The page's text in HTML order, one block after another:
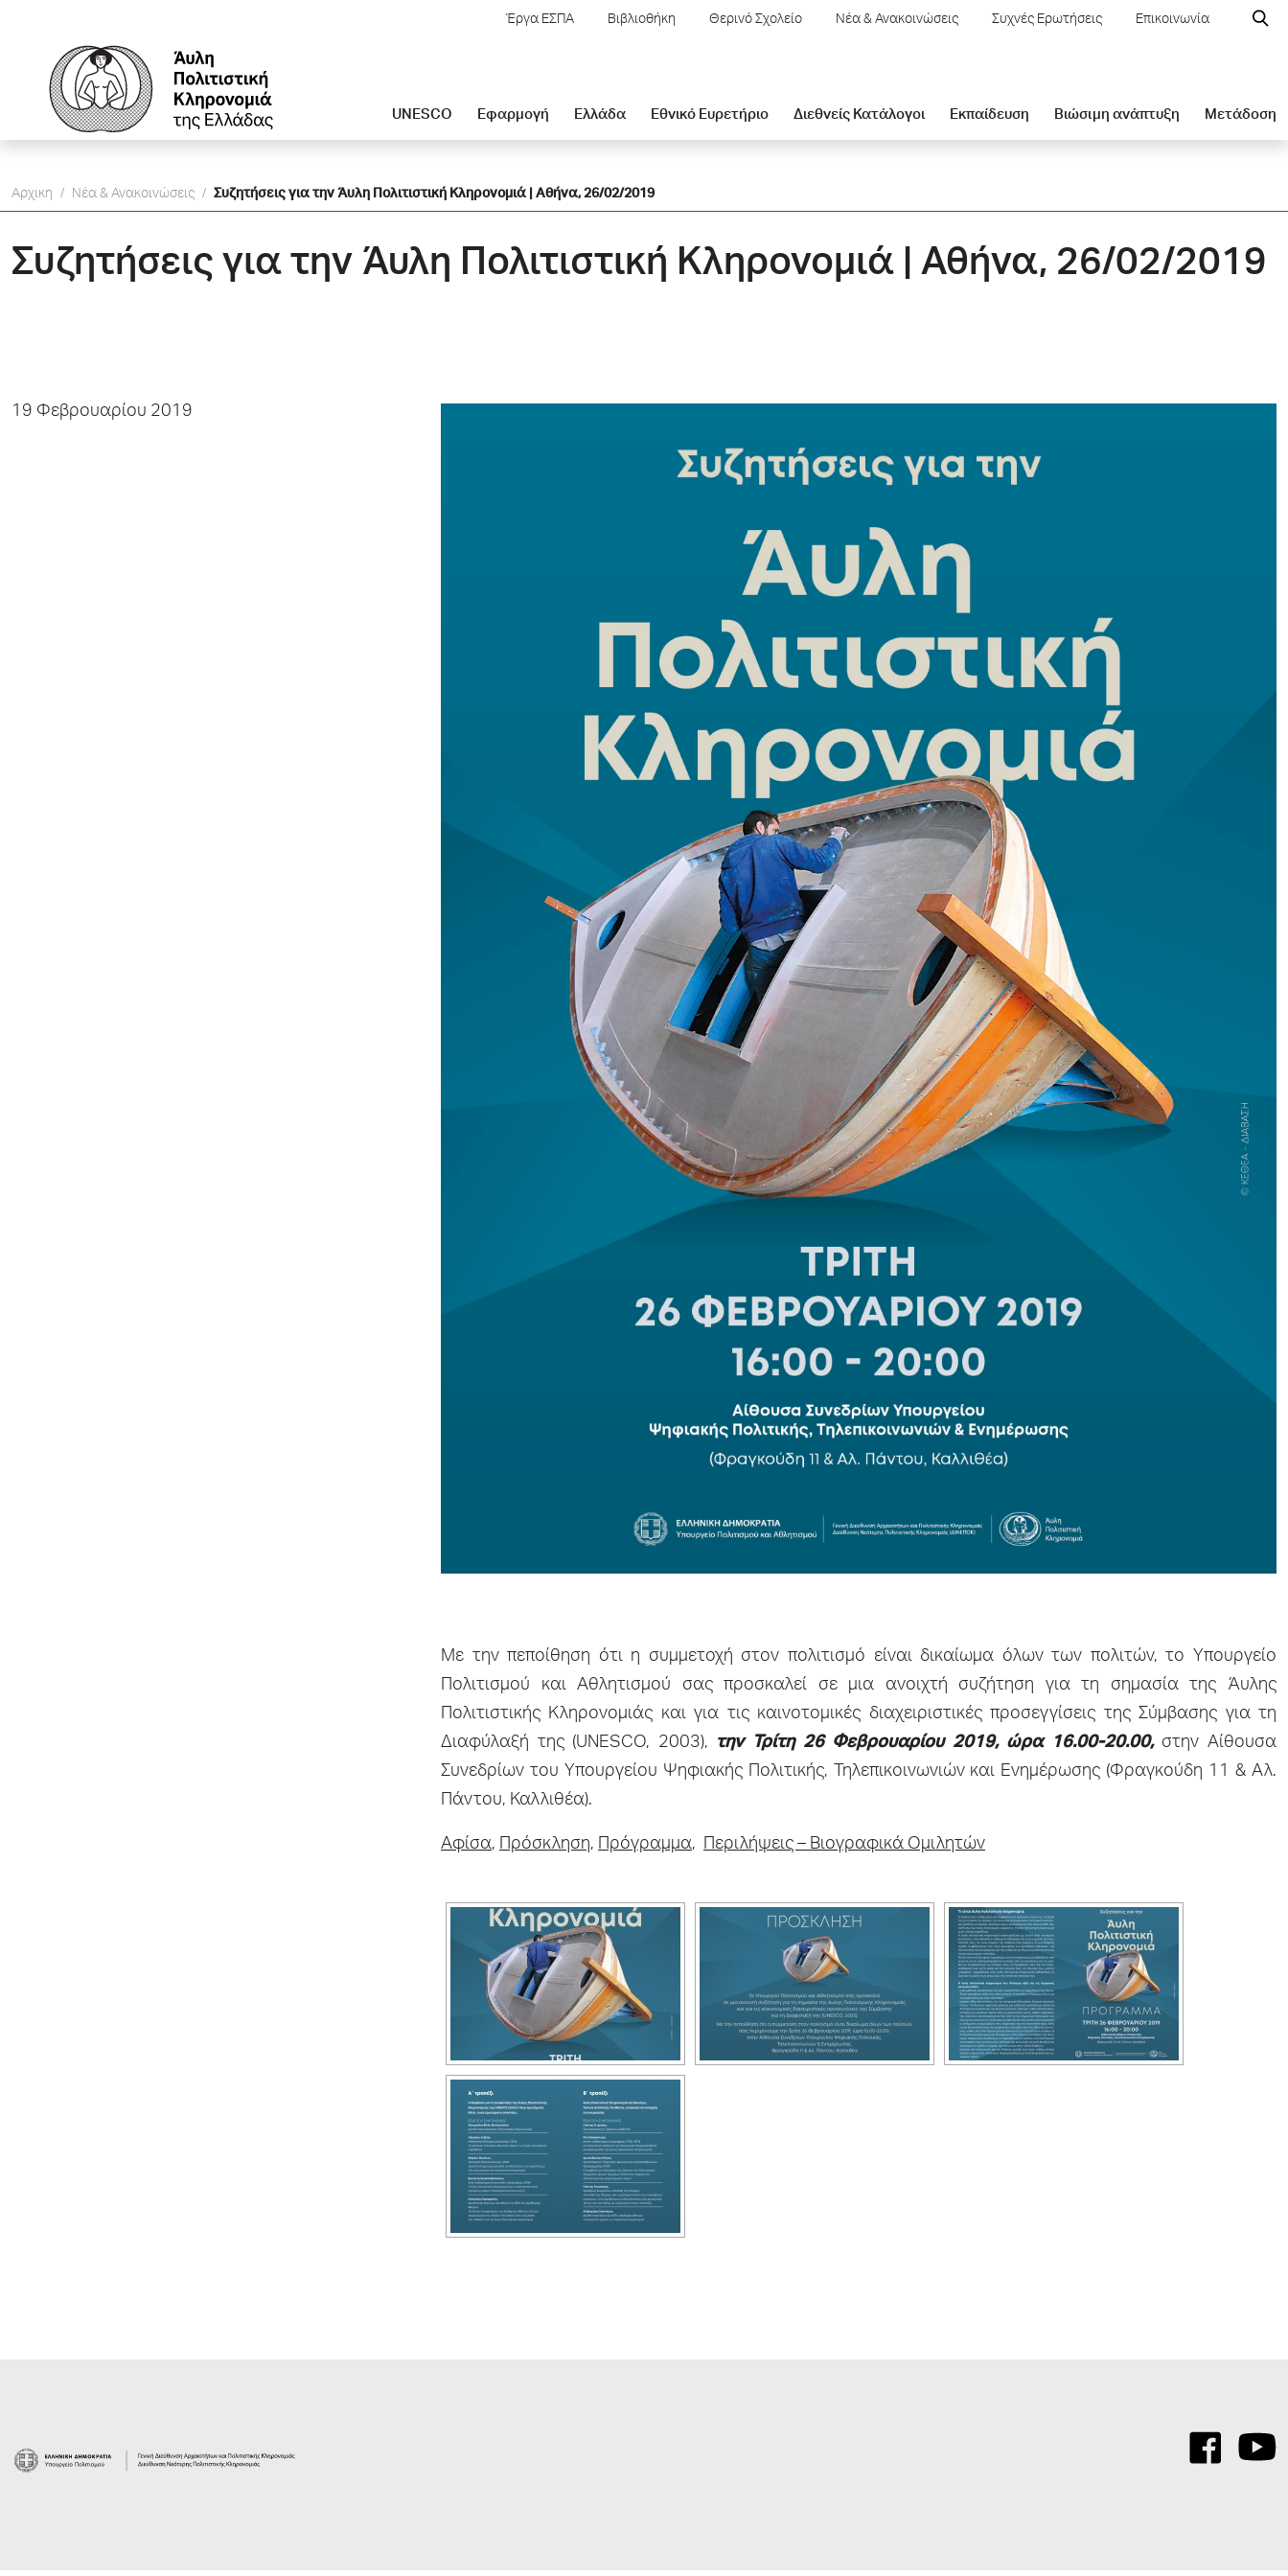
Έργα ΕΣΠΑ Βιβλιοθήκη Θερινό Σχολείο Νέα & Ανακοινώσεις Συχνές Ερωτήσεις Επικοινωνία
UNESCO Εφαρμογή Ελλάδα Εθνικό Ευρετήριο Διεθνείς Κατάλογοι Εκπαίδευση Βιώσιμη ανάπτυξη Μετάδοση
Αρχικη / Νέα & Ανακοινώσεις / Συζητήσεις για την Άυλη Πολιτιστική Κληρονομιά | Αθήνα, 26/02/2019
Συζητήσεις για την Άυλη Πολιτιστική Κληρονομιά | Αθήνα, 26/02/2019
19 Φεβρουαρίου 2019
Με την πεποίθηση ότι η συμμετοχή στον πολιτισμό είναι δικαίωμα όλων των πολιτών, το Υπουργείο
Πολιτισμού και Αθλητισμού σας προσκαλεί σε μια ανοιχτή συζήτηση για τη σημασία της Άυλης
Πολιτιστικής Κληρονομιάς και για τις καινοτομικές διαχειριστικές προσεγγίσεις της Σύμβασης για τη
Διαφύλαξή της (UNESCO, 2003), την Τρίτη 26 Φεβρουαρίου 2019, ώρα 16.00-20.00, στην Αίθουσα
Συνεδρίων του Υπουργείου Ψηφιακής Πολιτικής, Τηλεπικοινωνιών και Ενημέρωσης (Φραγκούδη 11 & Αλ.
Πάντου, Καλλιθέα).
Αφίσα, Πρόσκληση, Πρόγραμμα, Περιλήψεις – Βιογραφικά Ομιλητών